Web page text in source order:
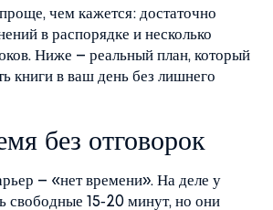
чем кажется: достаточно
в распорядке и несколько
Ниже – реальный план, который
книги в ваш день без лишнего
без отговорок
– «нет времени». На деле у
свободные 15‑20 минут, но они